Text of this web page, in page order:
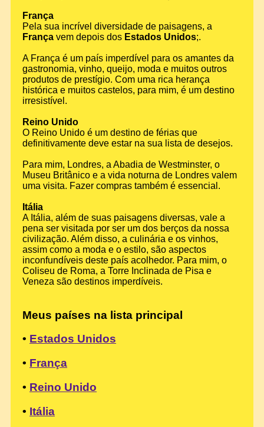
França
Pela sua incrível diversidade de paisagens, a
França vem depois dos Estados Unidos;.
A França é um país imperdível para os amantes da
gastronomia, vinho, queijo, moda e muitos outros
produtos de prestígio. Com uma rica herança
histórica e muitos castelos, para mim, é um destino
irresistível.
Reino Unido
O Reino Unido é um destino de férias que
definitivamente deve estar na sua lista de desejos.
Para mim, Londres, a Abadia de Westminster, o
Museu Britânico e a vida noturna de Londres valem
uma visita. Fazer compras também é essencial.
Itália
A Itália, além de suas paisagens diversas, vale a
pena ser visitada por ser um dos berços da nossa
civilização. Além disso, a culinária e os vinhos,
assim como a moda e o estilo, são aspectos
inconfundíveis deste país acolhedor. Para mim, o
Coliseu de Roma, a Torre Inclinada de Pisa e
Veneza são destinos imperdíveis.
Meus países na lista principal
• Estados Unidos
• França
• Reino Unido
• Itália